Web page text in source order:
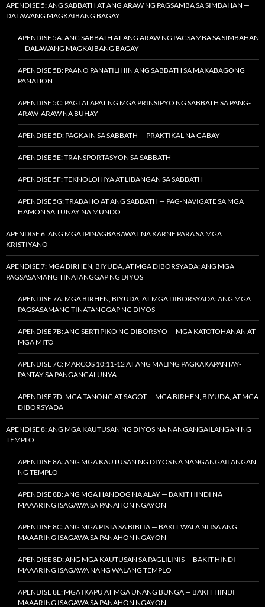
APENDISE 5: ANG SABBATH AT ANG ARAW NG PAGSAMBA SA SIMBAHAN —
DALAWANG MAGKAIBANG BAGAY
APENDISE 5A: ANG SABBATH AT ANG ARAW NG PAGSAMBA SA SIMBAHAN
— DALAWANG MAGKAIBANG BAGAY
APENDISE 5B: PAANO PANATILIHIN ANG SABBATH SA MAKABAGONG
PANAHON
APENDISE 5C: PAGLALAPAT NG MGA PRINSIPYO NG SABBATH SA PANG-
ARAW-ARAW NA BUHAY
APENDISE 5D: PAGKAIN SA SABBATH — PRAKTIKAL NA GABAY
APENDISE 5E: TRANSPORTASYON SA SABBATH
APENDISE 5F: TEKNOLOHIYA AT LIBANGAN SA SABBATH
APENDISE 5G: TRABAHO AT ANG SABBATH — PAG-NAVIGATE SA MGA
HAMON SA TUNAY NA MUNDO
APENDISE 6: ANG MGA IPINAGBABAWAL NA KARNE PARA SA MGA
KRISTIYANO
APENDISE 7: MGA BIRHEN, BIYUDA, AT MGA DIBORSYADA: ANG MGA
PAGSASAMANG TINATANGGAP NG DIYOS
APENDISE 7A: MGA BIRHEN, BIYUDA, AT MGA DIBORSYADA: ANG MGA
PAGSASAMANG TINATANGGAP NG DIYOS
APENDISE 7B: ANG SERTIPIKO NG DIBORSYO — MGA KATOTOHANAN AT
MGA MITO
APENDISE 7C: MARCOS 10:11-12 AT ANG MALING PAGKAKAPANTAY-
PANTAY SA PANGANGALUNYA
APENDISE 7D: MGA TANONG AT SAGOT — MGA BIRHEN, BIYUDA, AT MGA
DIBORSYADA
APENDISE 8: ANG MGA KAUTUSAN NG DIYOS NA NANGANGAILANGAN NG
TEMPLO
APENDISE 8A: ANG MGA KAUTUSAN NG DIYOS NA NANGANGAILANGAN
NG TEMPLO
APENDISE 8B: ANG MGA HANDOG NA ALAY — BAKIT HINDI NA
MAAARING ISAGAWA SA PANAHON NGAYON
APENDISE 8C: ANG MGA PISTA SA BIBLIA — BAKIT WALA NI ISA ANG
MAAARING ISAGAWA SA PANAHON NGAYON
APENDISE 8D: ANG MGA KAUTUSAN SA PAGLILINIS — BAKIT HINDI
MAAARING ISAGAWA NANG WALANG TEMPLO
APENDISE 8E: MGA IKAPU AT MGA UNANG BUNGA — BAKIT HINDI
MAAARING ISAGAWA SA PANAHON NGAYON